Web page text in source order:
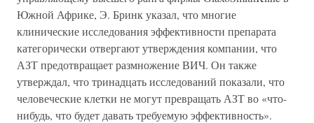
Южной Африке, Э. Бринк указал, что многие
клинические исследования эффективности препарата
категорически отвергают утверждения компании, что
АЗТ предотвращает размножение ВИЧ. Он также
утверждал, что тринадцать исследований показали, что
человеческие клетки не могут превращать АЗТ во «что-
нибудь, что будет давать требуемую эффективность».